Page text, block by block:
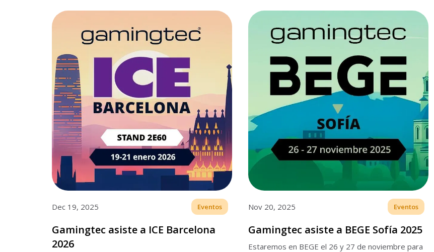
Dec 19, 2025 Eventos
Gamingtec asiste a ICE Barcelona
2026
Nov 20, 2025 Eventos
Gamingtec asiste a BEGE Sofía 2025
Estaremos en BEGE el 26 y 27 de noviembre para